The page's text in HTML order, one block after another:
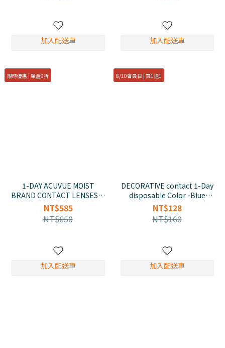
加入配送車 加入配送車
限時優惠 | 單盒9折
1-DAY ACUVUE MOIST
BRAND CONTACT LENSES0-
8.5mm(30/pcs)
NT$585
NT$650
加入配送車
8/10會員日 | 買1送1
DECORATIVE contact 1-Day
disposable Color -Blue
Tint(10)
NT$128
NT$160
加入配送車